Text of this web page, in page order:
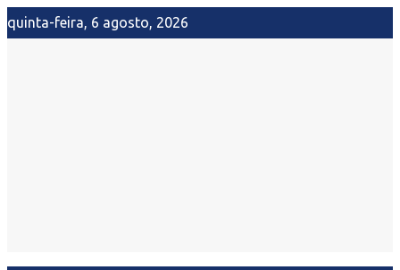
quinta-feira, 6 agosto, 2026